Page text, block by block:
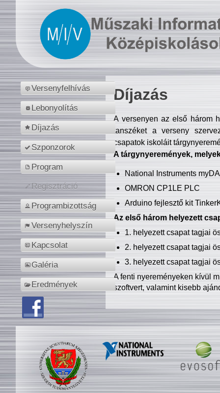
Versenyfelhívás
Lebonyolítás
Díjazás
Szponzorok
Program
Regisztráció
Programbizottság
Versenyhelyszín
Kapcsolat
Galéria
Eredmények
Díjazás
A versenyen az első három
tanszéket a verseny
csapatok iskoláit
A tárgynyeremények,
National Instruments
OMRON CP1LE PLC
Arduino fejlesztő kit
Az első három helyezett
1. helyezett csapat tagjai
2. helyezett csapat tagjai
3. helyezett csapat tagjai
A fenti nyereményeken kívül
szoftvert, valamint kisebb